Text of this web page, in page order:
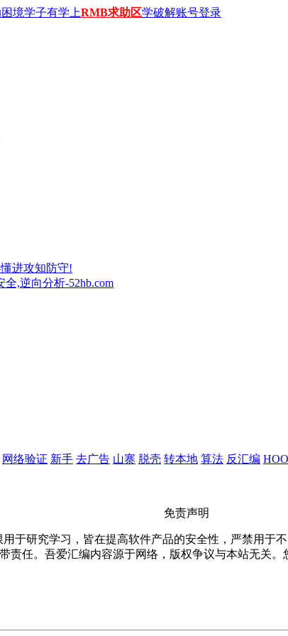
困境学子有学上RMB求助区学破解账号登录
进攻知防守!
,逆向分析-52hb.com
网络验证 新手 去广告 山寨 脱壳 转本地 算法 反汇编
免责声明
于研究学习，皆在提高软件产品的安全性，严禁用
责任。吾爱汇编内容源于网络，版权争议与本站无关